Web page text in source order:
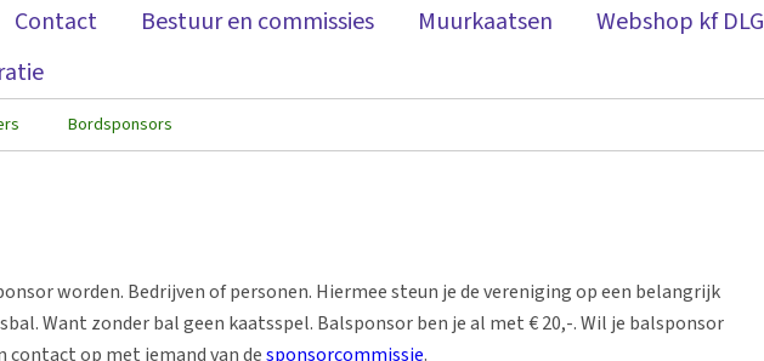
Contact Bestuur en commissies Muurkaatsen
Webshop kf DLG
Bordsponsors
worden. Bedrijven of personen. Hiermee steun je de vereniging op een belangrijk
Want zonder bal geen kaatsspel. Balsponsor ben je al met € 20,-. Wil je balsponsor
contact op met iemand van desponsorcommissie.